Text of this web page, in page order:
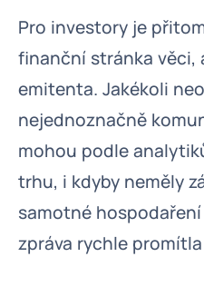
Pro investory je
finanční stránka věci,
emitenta. Jakékoli
nejednoznačně
mohou podle
trhu, i kdyby neměly
samotné
zpráva rychle